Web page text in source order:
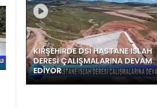
KIRŞEHİRDE DSİ HASTANE ISLAH
DERESİ ÇALIŞMALARINA DEVAM
EDİYOR